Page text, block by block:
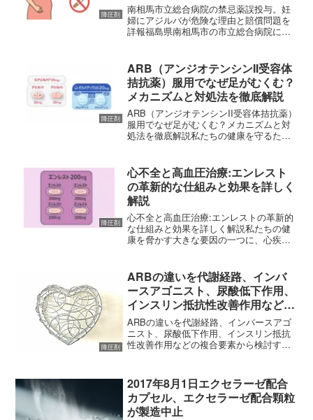
降圧剤
南相馬市立総合病院の禁忌薬誤投与。妊
婦にアジルバが危険な理由と賠償問題を
詳報福島県南相馬市の市立総合病院にお
月25日、南相馬市は、妊娠中の女性に対
して投与が禁忌（...
降圧剤
ARB（アンジオテンシンII受容体
拮抗薬）服用でなぜ足がむくむ？
メカニズムと対処法を徹底解説
ARB（アンジオテンシンII受容体拮抗薬）
服用でなぜ足がむくむ？メカニズムと対
処法を徹底解説私たちの健康を守るため
を下げる薬を処方されている方は非常に
多いものです。現在...
降圧剤
心不全と高血圧治療:エンレスト
の革新的な仕組みと効果を詳しく
解説
心不全と高血圧治療:エンレストの革新的
な仕組みと効果を詳しく解説私たちの健
康を脅かす大きな要因の一つに、心疾患
とも呼ばれるほど深刻な状態であり、生
活の質を著しく低下させる...
降圧剤
ARBの違いを代謝経路、インバ
ースアゴニスト、尿酸低下作用、
インスリン抵抗性改善作用などの
複合要素から検討する
ARBの違いを代謝経路、インバースアゴ
ニスト、尿酸低下作用、インスリン抵抗
性改善作用などの複合要素から検討する
剤はCa拮抗薬かARB、またはその合剤で
す。降圧剤の特徴に...
2017年8月1日エクセラーゼ配合
カプセル、エクセラーゼ配合顆粒
が製造中止